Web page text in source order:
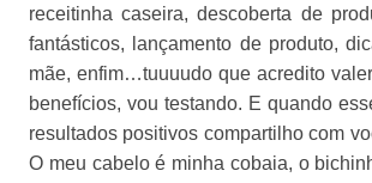
receitinha caseira, descoberta de
fantásticos, lançamento de produto,
mãe, enfim…tuuuudo que acredito
benefícios, vou testando. E quando
resultados positivos compartilho com
O meu cabelo é minha cobaia, o